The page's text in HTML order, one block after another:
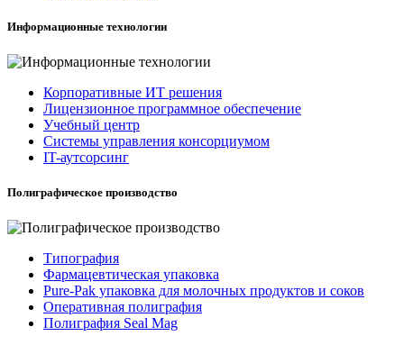
Информационные технологии
Корпоративные ИТ решения
Лицензионное программное обеспечение
Учебный центр
Системы управления консорциумом
IT-аутсорсинг
Полиграфическое производство
Типография
Фармацевтическая упаковка
Pure-Pak упаковка для молочных продуктов и соков
Оперативная полиграфия
Полиграфия Seal Mag